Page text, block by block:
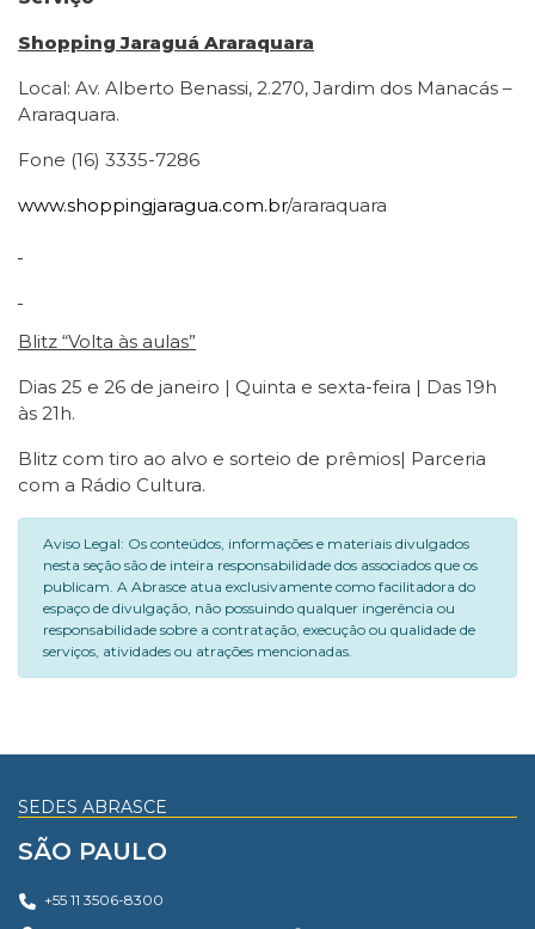
Shopping Jaraguá Araraquara
Local: Av. Alberto Benassi, 2.270, Jardim dos Manacás –
Araraquara.
Fone (16) 3335-7286
www.shoppingjaragua.com.br/araraquara
Blitz “Volta às aulas”
Dias 25 e 26 de janeiro | Quinta e sexta-feira | Das 19h
às 21h.
Blitz com tiro ao alvo e sorteio de prêmios| Parceria
com a Rádio Cultura.
Aviso Legal: Os conteúdos, informações e materiais divulgados
nesta seção são de inteira responsabilidade dos associados que os
publicam. A Abrasce atua exclusivamente como facilitadora do
espaço de divulgação, não possuindo qualquer ingerência ou
responsabilidade sobre a contratação, execução ou qualidade de
serviços, atividades ou atrações mencionadas.
SEDES ABRASCE
SÃO PAULO
+55 11 3506-8300